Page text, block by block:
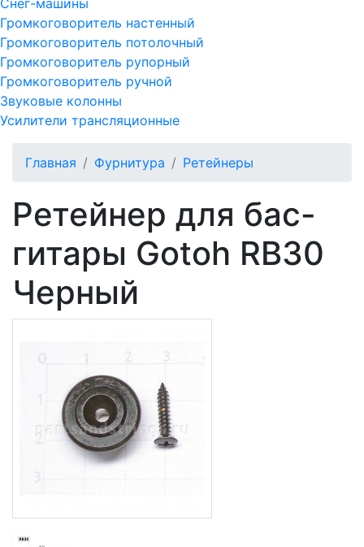
Снег-машины
Громкоговоритель настенный
Громкоговоритель потолочный
Громкоговоритель рупорный
Громкоговоритель ручной
Звуковые колонны
Усилители трансляционные
Главная Фурнитура Ретейнеры
Ретейнер для бас-
гитары Gotoh RB30
Черный